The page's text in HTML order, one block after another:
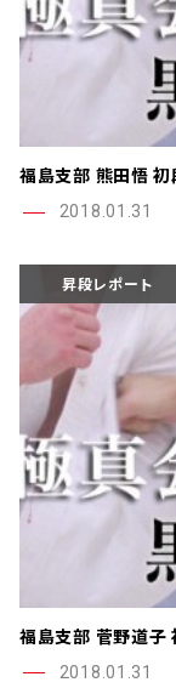
福島支部 熊田悟
2018.01.31
昇段レポート
福島支部 菅野道子
2018.01.31